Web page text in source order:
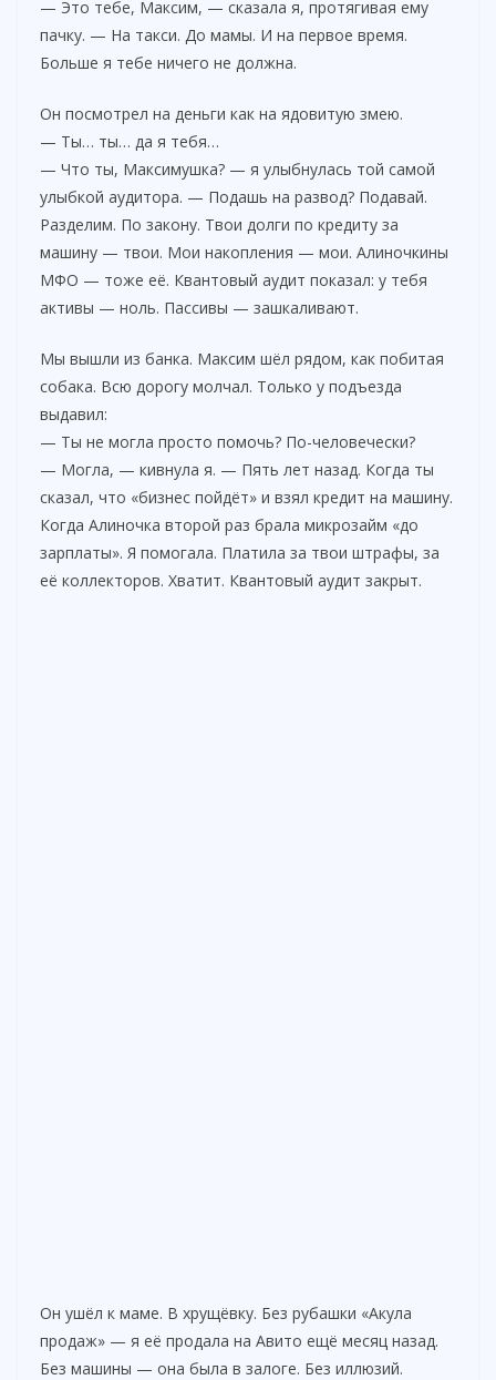
— Это тебе, Максим, — сказала я, протягивая ему
пачку. — На такси. До мамы. И на первое время.
Больше я тебе ничего не должна.
Он посмотрел на деньги как на ядовитую змею.
— Ты… ты… да я тебя…
— Что ты, Максимушка? — я улыбнулась той самой
улыбкой аудитора. — Подашь на развод? Подавай.
Разделим. По закону. Твои долги по кредиту за
машину — твои. Мои накопления — мои. Алиночкины
МФО — тоже её. Квантовый аудит показал: у тебя
активы — ноль. Пассивы — зашкаливают.
Мы вышли из банка. Максим шёл рядом, как побитая
собака. Всю дорогу молчал. Только у подъезда
выдавил:
— Ты не могла просто помочь? По-человечески?
— Могла, — кивнула я. — Пять лет назад. Когда ты
сказал, что «бизнес пойдёт» и взял кредит на машину.
Когда Алиночка второй раз брала микрозайм «до
зарплаты». Я помогала. Платила за твои штрафы, за
её коллекторов. Хватит. Квантовый аудит закрыт.
Он ушёл к маме. В хрущёвку. Без рубашки «Акула
продаж» — я её продала на Авито ещё месяц назад.
Без машины — она была в залоге. Без иллюзий.